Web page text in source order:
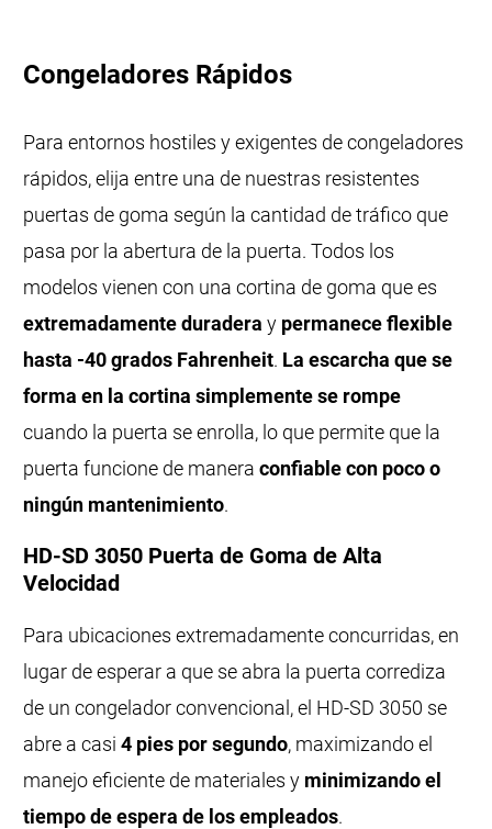
Congeladores Rápidos
Para entornos hostiles y exigentes de congeladores
rápidos, elija entre una de nuestras resistentes
puertas de goma según la cantidad de tráfico que
pasa por la abertura de la puerta. Todos los
modelos vienen con una cortina de goma que es
extremadamente duradera y permanece flexible
hasta -40 grados Fahrenheit. La escarcha que se
forma en la cortina simplemente se rompe
cuando la puerta se enrolla, lo que permite que la
puerta funcione de maneraconfiable con poco o
ningún mantenimiento.
HD-SD 3050 Puerta de Goma de Alta
Velocidad
Para ubicaciones extremadamente concurridas, en
lugar de esperar a que se abra la puerta corrediza
de un congelador convencional, el HD-SD 3050 se
abre a casi4 pies por segundo, maximizando el
manejo eficiente de materiales y minimizando el
tiempo de espera de los empleados.